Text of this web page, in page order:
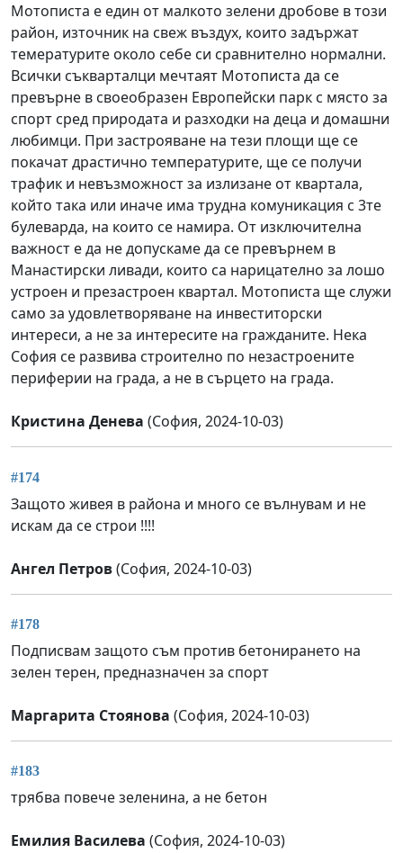
Мотописта е един от малкото зелени дробове в този
район, източник на свеж въздух, които задържат
темературите около себе си сравнително нормални.
Всички съкварталци мечтаят Мотописта да се
превърне в своеобразен Европейски парк с място за
спорт сред природата и разходки на деца и домашни
любимци. При застрояване на тези площи ще се
покачат драстично температурите, ще се получи
трафик и невъзможност за излизане от квартала,
който така или иначе има трудна комуникация с 3те
булеварда, на които се намира. От изключителна
важност е да не допускаме да се превърнем в
Манастирски ливади, които са нарицателно за лошо
устроен и презастроен квартал. Мотописта ще служи
само за удовлетворяване на инвеститорски
интереси, а не за интересите на гражданите. Нека
София се развива строително по незастроените
периферии на града, а не в сърцето на града.
Кристина Денева (София, 2024-10-03)
#174
Защото живея в района и много се вълнувам и не
искам да се строи !!!!
Ангел Петров(София, 2024-10-03)
#178
Подписвам защото съм против бетонирането на
зелен терен, предназначен за спорт
Маргарита Стоянова (София, 2024-10-03)
#183
трябва повече зеленина, а не бетон
Емилия Василева (София, 2024-10-03)